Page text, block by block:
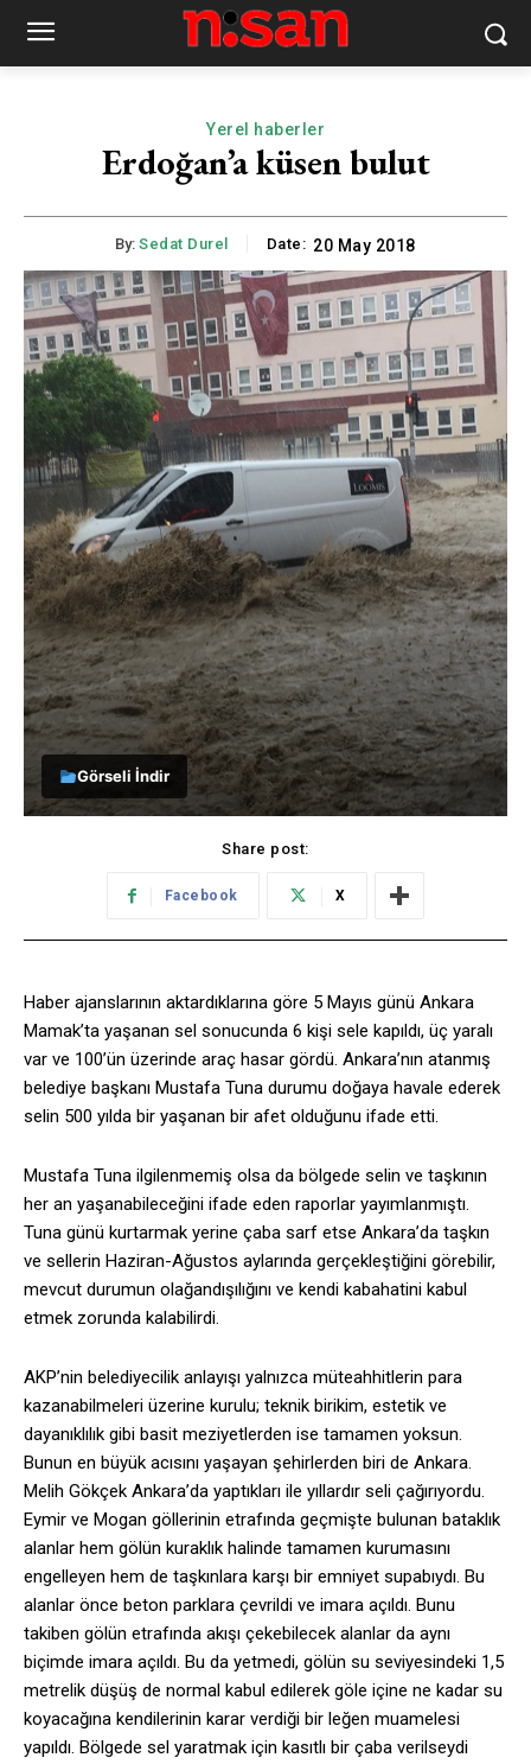
Yerel haberler
Erdoğan’a küsen bulut
By: Sedat Durel Date: 20 May 2018
Görseli İndir
Share post:
Facebook X
Haber ajanslarının aktardıklarına göre 5 Mayıs günü Ankara
Mamak’ta yaşanan sel sonucunda 6 kişi sele kapıldı, üç yaralı
var ve 100’ün üzerinde araç hasar gördü. Ankara’nın atanmış
belediye başkanı Mustafa Tuna durumu doğaya havale ederek
selin 500 yılda bir yaşanan bir afet olduğunu ifade etti.
Mustafa Tuna ilgilenmemiş olsa da bölgede selin ve taşkının
her an yaşanabileceğini ifade eden raporlar yayımlanmıştı.
Tuna günü kurtarmak yerine çaba sarf etse Ankara’da taşkın
ve sellerin Haziran-Ağustos aylarında gerçekleştiğini görebilir,
mevcut durumun olağandışılığını ve kendi kabahatini kabul
etmek zorunda kalabilirdi.
AKP’nin belediyecilik anlayışı yalnızca müteahhitlerin para
kazanabilmeleri üzerine kurulu; teknik birikim, estetik ve
dayanıklılık gibi basit meziyetlerden ise tamamen yoksun.
Bunun en büyük acısını yaşayan şehirlerden biri de Ankara.
Melih Gökçek Ankara’da yaptıkları ile yıllardır seli çağırıyordu.
Eymir ve Mogan göllerinin etrafında geçmişte bulunan bataklık
alanlar hem gölün kuraklık halinde tamamen kurumasını
engelleyen hem de taşkınlara karşı bir emniyet supabıydı. Bu
alanlar önce beton parklara çevrildi ve imara açıldı. Bunu
takiben gölün etrafında akışı çekebilecek alanlar da aynı
biçimde imara açıldı. Bu da yetmedi, gölün su seviyesindeki 1,5
metrelik düşüş de normal kabul edilerek göle içine ne kadar su
koyacağına kendilerinin karar verdiği bir leğen muamelesi
yapıldı. Bölgede sel yaratmak için kasıtlı bir çaba verilseydi